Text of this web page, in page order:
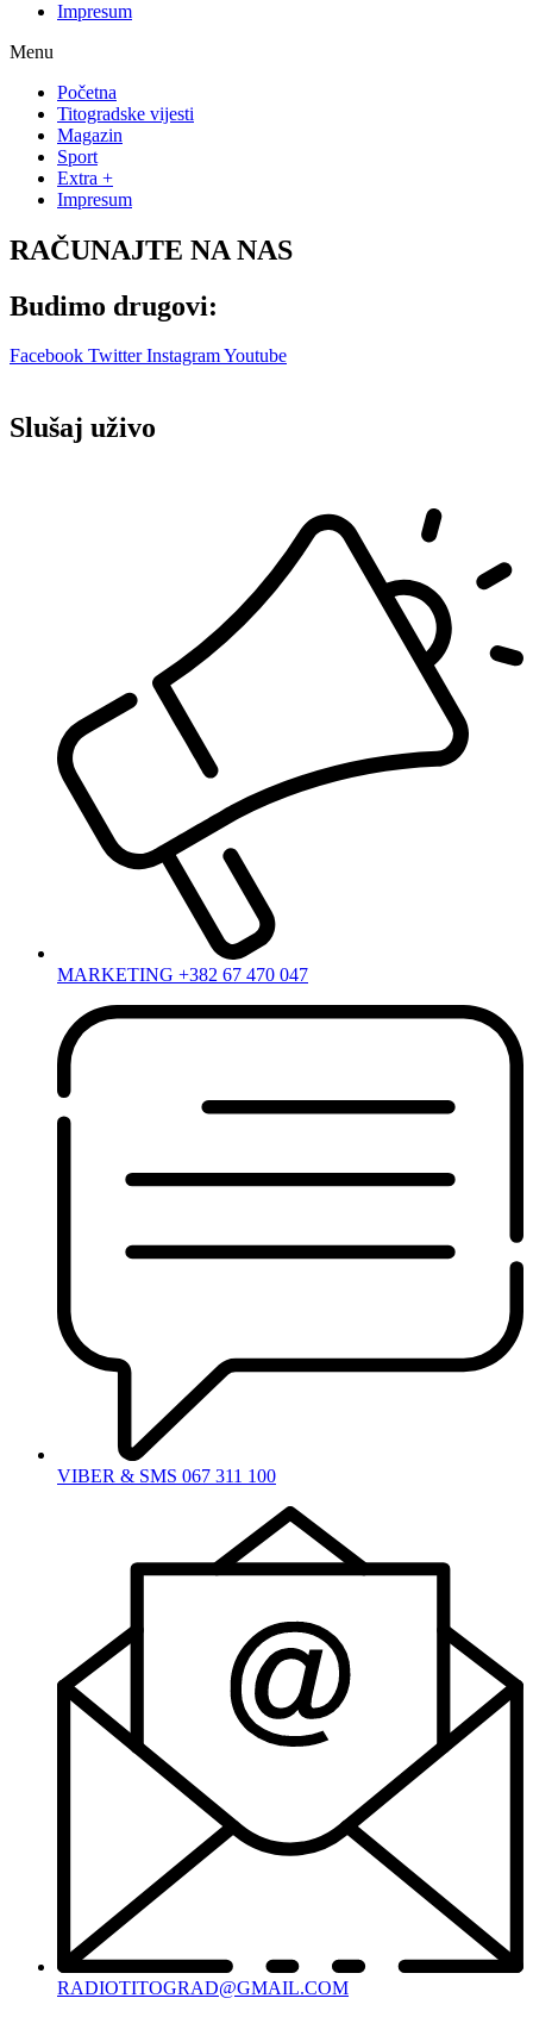
Impresum
Menu
Početna
Titogradske vijesti
Magazin
Sport
Extra +
Impresum
RAČUNAJTE NA NAS
Budimo drugovi:
Facebook Twitter InstagramYoutube
Slušaj uživo
MARKETING +382 67 470 047
VIBER & SMS 067 311 100
RADIOTITOGRAD@GMAIL.COM